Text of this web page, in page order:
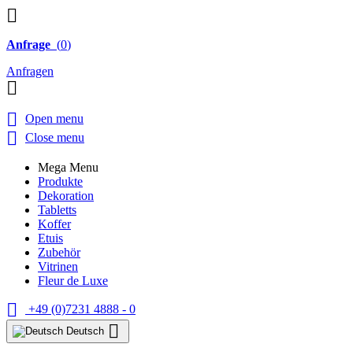

Anfrage (0)
Anfragen


Open menu
 Close menu
Mega Menu
Produkte
Dekoration
Tabletts
Koffer
Etuis
Zubehör
Vitrinen
Fleur de Luxe
 +49 (0)7231 4888 - 0
Deutsch 